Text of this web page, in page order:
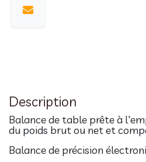
Description
Balance de table prête à
du poids brut ou net et
Balance de précision